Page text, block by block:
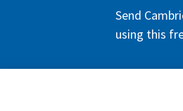
Send
using this